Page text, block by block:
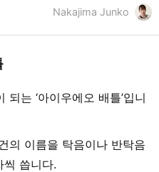
Nakajima Junko
는 ‘아이우에오 배틀’입니
의 이름을 탁음이나 반탁음
씩 씁니다.